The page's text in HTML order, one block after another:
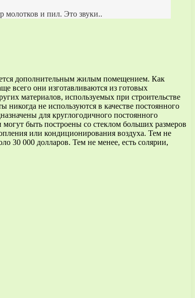
молотков и пил. Это звуки..
дополнительным жилым помещением. Как
всего они изготавливаются из готовых
материалов, используемых при строительстве
никогда не используются в качестве постоянного
для круглогодичного постоянного
быть построены со стеклом больших размеров
или кондиционирования воздуха. Тем не
30 000 долларов. Тем не менее, есть солярии,